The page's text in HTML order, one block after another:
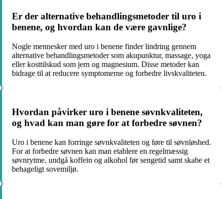
Er der alternative behandlingsmetoder til uro i
benene, og hvordan kan de være gavnlige?
Nogle mennesker med uro i benene finder lindring gennem
alternative behandlingsmetoder som akupunktur, massage, yoga
eller kosttilskud som jern og magnesium. Disse metoder kan
bidrage til at reducere symptomerne og forbedre livskvaliteten.
Hvordan påvirker uro i benene søvnkvaliteten,
og hvad kan man gøre for at forbedre søvnen?
Uro i benene kan forringe søvnkvaliteten og føre til søvnløshed.
For at forbedre søvnen kan man etablere en regelmæssig
søvnrytme, undgå koffein og alkohol før sengetid samt skabe et
behageligt sovemiljø.